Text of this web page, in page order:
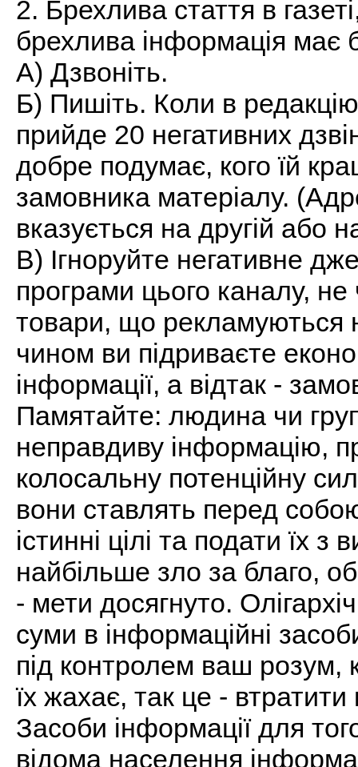
2. Брехлива стаття в
брехлива інформація має
А) Дзвоніть.
Б) Пишіть. Коли в
прийде 20 негативних
добре подумає, кого їй
замовника матеріалу.
вказується на другій або
В) Ігноруйте негативне
програми цього каналу, не
товари, що рекламуються
чином ви підриваєте
інформації, а відтак -
Памятайте: людина чи
неправдиву інформацію,
колосальну потенційну
вони ставлять перед
істинні цілі та подати їх з
найбільше зло за благо,
- мети досягнуто.
суми в інформаційні
під контролем ваш розум,
їх жахає, так це -
Засоби інформації для
відома населення